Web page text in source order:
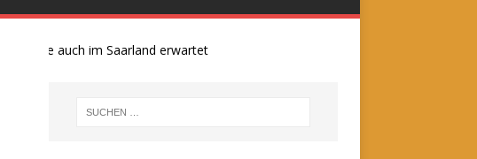
auch im Saarland erwartet